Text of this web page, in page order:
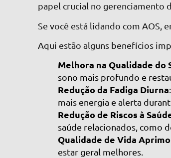
papel crucial no gerenciamento
Se você está lidando com AOS,
Aqui estão alguns benefícios
Melhora na Qualidade do
sono mais profundo e
Redução da Fadiga Diurna
mais energia e alerta
Redução de Riscos à
saúde relacionados, como
Qualidade de Vida
estar geral melhores.